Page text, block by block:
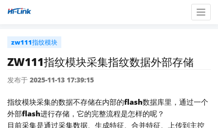
zw111指纹模块
ZW111指纹模块采集指纹数据外部存储
发布于 2025-11-13 17:39:15
指纹模块采集的数据不存储在内部的flash数据库里，通过一个
外部flash进行存储，它的完整流程是怎样的呢？
目前采集是通过采集数据、生成特征、合并特征、上传到主控